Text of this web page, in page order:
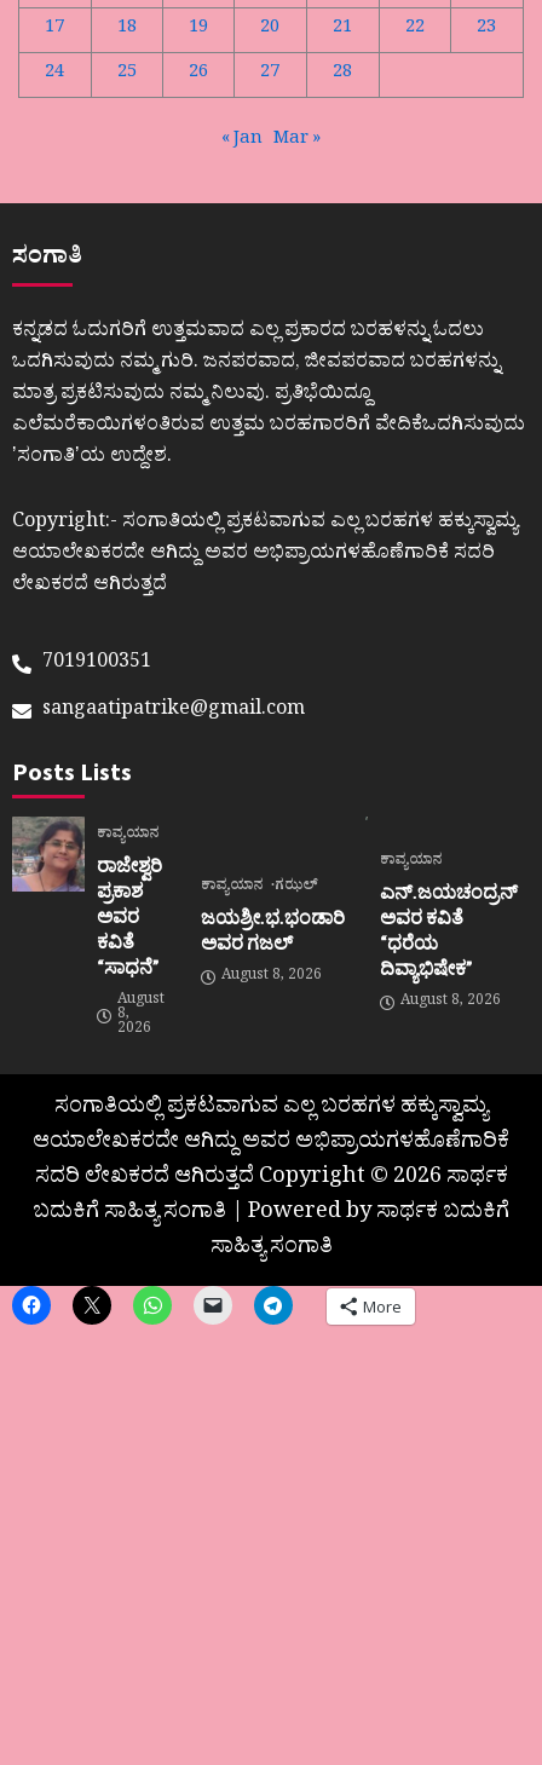
17
18 19 20 21 22
23
24
25 26 27 28
« Jan Mar »
ಸಂಗಾತಿ
ಕನ್ನಡದ ಓದುಗರಿಗೆ ಉತ್ತಮವಾದ ಎಲ್ಲ ಪ್ರಕಾರದ ಬರಹಳನ್ನು ಓದಲು
ಒದಗಿಸುವುದು ನಮ್ಮ ಗುರಿ. ಜನಪರವಾದ, ಜೀವಪರವಾದ ಬರಹಗಳನ್ನು
ಮಾತ್ರ ಪ್ರಕಟಿಸುವುದು ನಮ್ಮ ನಿಲುವು. ಪ್ರತಿಭೆಯಿದ್ದೂ
ಎಲೆಮರೆಕಾಯಿಗಳಂತಿರುವ ಉತ್ತಮ ಬರಹಗಾರರಿಗೆ ವೇದಿಕೆಒದಗಿಸುವುದು
ʼಸಂಗಾತಿʼಯ ಉದ್ದೇಶ.
Copyright:- ಸಂಗಾತಿಯಲ್ಲಿ ಪ್ರಕಟವಾಗುವ ಎಲ್ಲ ಬರಹಗಳ ಹಕ್ಕುಸ್ವಾಮ್ಯ
ಆಯಾಲೇಖಕರದೇ ಆಗಿದ್ದು ಅವರ ಅಭಿಪ್ರಾಯಗಳಹೊಣೆಗಾರಿಕೆ ಸದರಿ
ಲೇಖಕರದೆ ಆಗಿರುತ್ತದೆ
7019100351
sangaatipatrike@gmail.com
Posts Lists
ಕಾವ್ಯಯಾನ
ರಾಜೇಶ್ವರಿ
ಪ್ರಕಾಶ
ಅವರ
ಕವಿತೆ
“ಸಾಧನೆ”
August
8,
2026
ಕಾವ್ಯಯಾನ ಗಝಲ್
ಜಯಶ್ರೀ.ಭ.ಭಂಡಾರಿ
ಅವರ ಗಜಲ್
August 8, 2026
ಕಾವ್ಯಯಾನ
ಎನ್.ಜಯಚಂದ್ರನ್
ಅವರ ಕವಿತೆ
“ಧರೆಯ
ದಿವ್ಯಾಭಿಷೇಕ”
August 8, 2026
ಸಂಗಾತಿಯಲ್ಲಿ ಪ್ರಕಟವಾಗುವ ಎಲ್ಲ ಬರಹಗಳ ಹಕ್ಕುಸ್ವಾಮ್ಯ
ಆಯಾಲೇಖಕರದೇ ಆಗಿದ್ದು ಅವರ ಅಭಿಪ್ರಾಯಗಳಹೊಣೆಗಾರಿಕೆ
ಸದರಿ ಲೇಖಕರದೆ ಆಗಿರುತ್ತದೆ Copyright © 2026 ಸಾರ್ಥಕ
ಬದುಕಿಗೆ ಸಾಹಿತ್ಯ ಸಂಗಾತಿ | Powered by ಸಾರ್ಥಕ ಬದುಕಿಗೆ
ಸಾಹಿತ್ಯ ಸಂಗಾತಿ
More